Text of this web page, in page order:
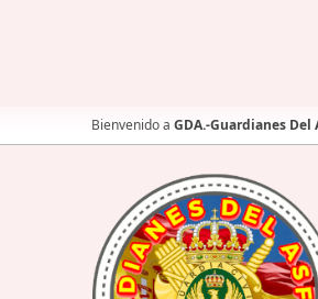
Bienvenido a GDA.-Guardianes Del